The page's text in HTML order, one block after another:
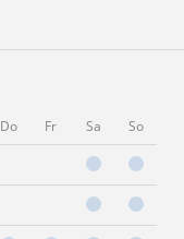
Do Fr Sa So